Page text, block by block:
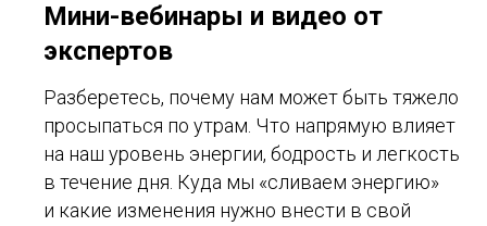
Мини-вебинары и видео от
экспертов
Разберетесь, почему нам может быть тяжело
просыпаться по утрам. Что напрямую влияет
на наш уровень энергии, бодрость и легкость
в течение дня. Куда мы «сливаем энергию»
и какие изменения нужно внести в свой